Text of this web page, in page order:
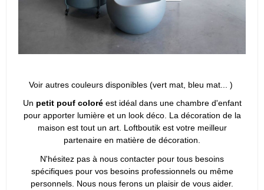
Voir autres couleurs disponibles (vert mat, bleu mat... )
Un petit pouf coloréest idéal dans une chambre d'enfant
pour apporter lumière et un look déco. La décoration de la
maison est tout un art. Loftboutik est votre meilleur
partenaire en matière de décoration.
N'hésitez pas à nous contacter pour tous besoins
spécifiques pour vos besoins professionnels ou même
personnels. Nous nous ferons un plaisir de vous aider.